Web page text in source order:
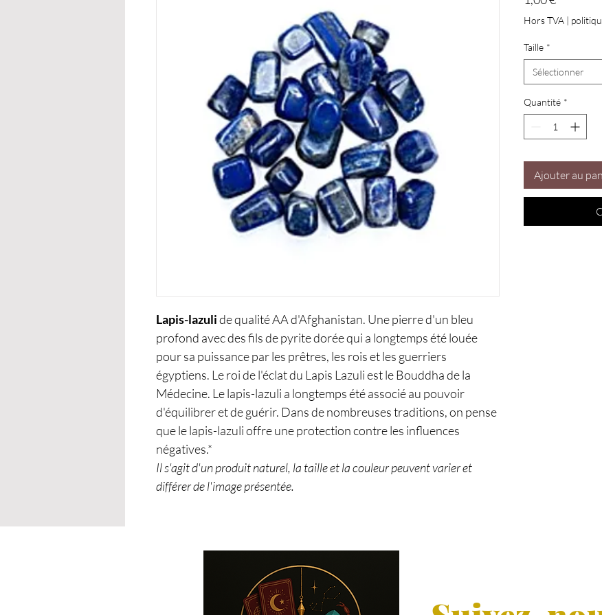
Lapis-lazulide qualité AA d'Afghanistan. Une pierre d'un bleu
profond avec des fils de pyrite dorée qui a longtemps été louée
pour sa puissance par les prêtres, les rois et les guerriers
égyptiens. Le roi de l'éclat du Lapis Lazuli est le Bouddha de la
Médecine. Le lapis-lazuli a longtemps été associé au pouvoir
d'équilibrer et de guérir. Dans de nombreuses traditions, on pense
que le lapis-lazuli offre une protection contre les influences
négatives.*
Il s'agit d'un produit naturel, la taille et la couleur peuvent varier et
différer de l'image présentée.
Hors TVA
Taille *
Sélectionner
Quantité *
Ajouter au